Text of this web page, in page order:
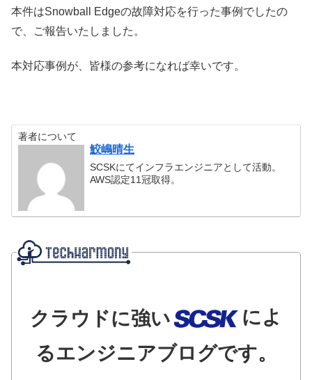
本件はSnowball Edgeの故障対応を行った事例でしたの
で、ご報告いたしました。
本対応事例が、皆様の参考になれば幸いです。
著者について
鮫嶋晴生
SCSKにてインフラエンジニアとして活動。
AWS認定11冠取得。
クラウドに強い
によ
るエンジニアブログです。